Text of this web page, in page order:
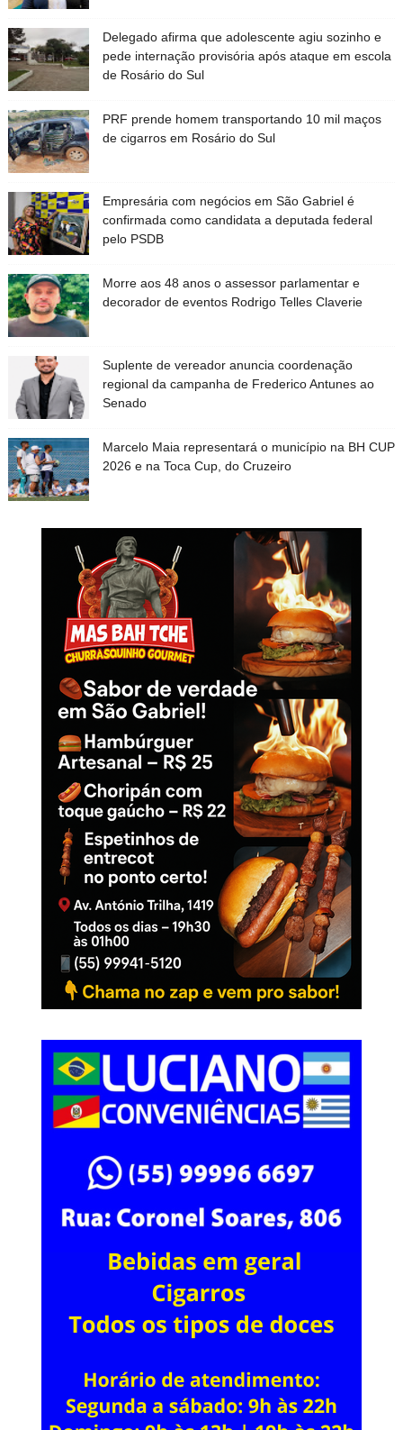
Delegado afirma que adolescente agiu sozinho e
pede internação provisória após ataque em escola
de Rosário do Sul
PRF prende homem transportando 10 mil maços
de cigarros em Rosário do Sul
Empresária com negócios em São Gabriel é
confirmada como candidata a deputada federal
pelo PSDB
Morre aos 48 anos o assessor parlamentar e
decorador de eventos Rodrigo Telles Claverie
Suplente de vereador anuncia coordenação
regional da campanha de Frederico Antunes ao
Senado
Marcelo Maia representará o município na BH CUP
2026 e na Toca Cup, do Cruzeiro